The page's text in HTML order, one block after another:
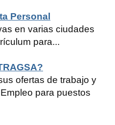
Personal
en varias ciudades
para...
ofertas de trabajo y
para puestos